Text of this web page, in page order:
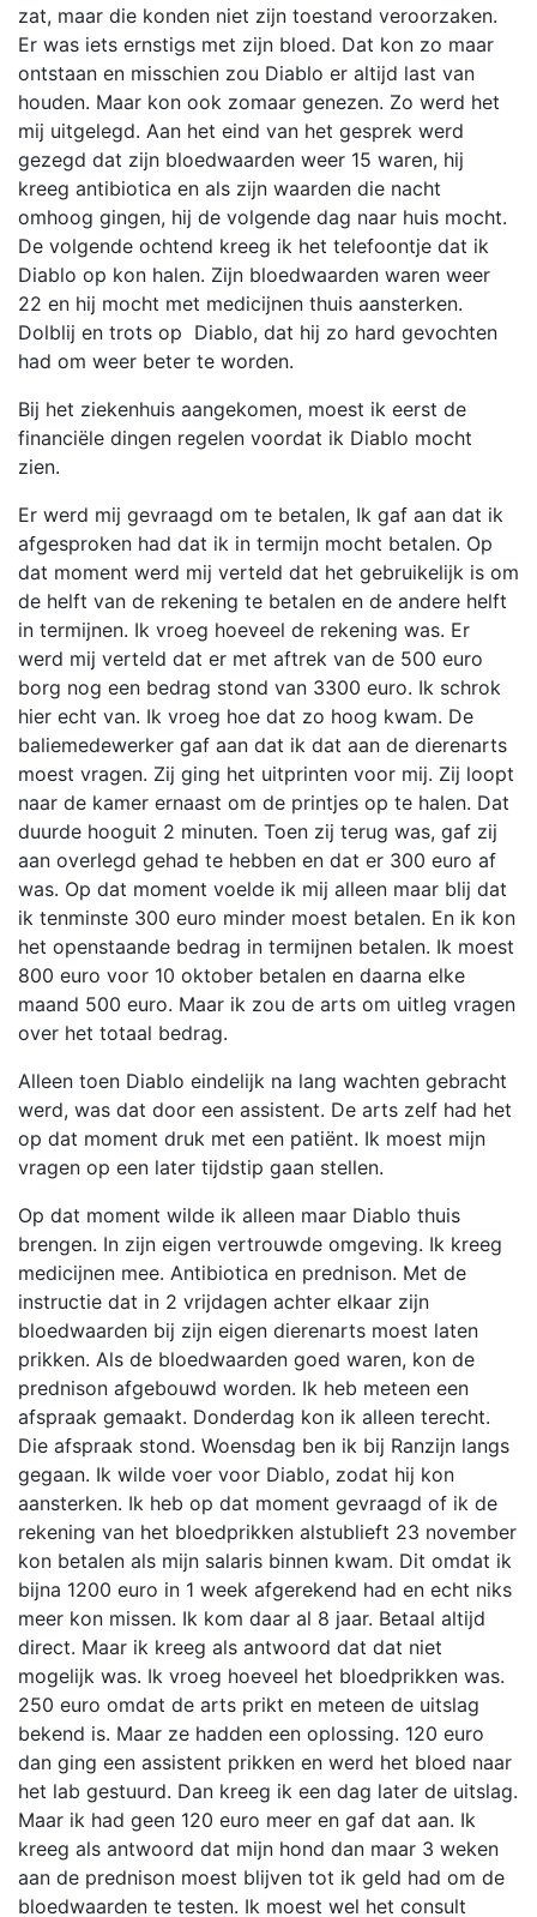
zat, maar die konden niet zijn toestand veroorzaken.
Er was iets ernstigs met zijn bloed. Dat kon zo maar
ontstaan en misschien zou Diablo er altijd last van
houden. Maar kon ook zomaar genezen. Zo werd het
mij uitgelegd. Aan het eind van het gesprek werd
gezegd dat zijn bloedwaarden weer 15 waren, hij
kreeg antibiotica en als zijn waarden die nacht
omhoog gingen, hij de volgende dag naar huis mocht.
De volgende ochtend kreeg ik het telefoontje dat ik
Diablo op kon halen. Zijn bloedwaarden waren weer
22 en hij mocht met medicijnen thuis aansterken.
Dolblij en trots op Diablo, dat hij zo hard gevochten
had om weer beter te worden.
Bij het ziekenhuis aangekomen, moest ik eerst de
financiële dingen regelen voordat ik Diablo mocht
zien.
Er werd mij gevraagd om te betalen, Ik gaf aan dat ik
afgesproken had dat ik in termijn mocht betalen. Op
dat moment werd mij verteld dat het gebruikelijk is om
de helft van de rekening te betalen en de andere helft
in termijnen. Ik vroeg hoeveel de rekening was. Er
werd mij verteld dat er met aftrek van de 500 euro
borg nog een bedrag stond van 3300 euro. Ik schrok
hier echt van. Ik vroeg hoe dat zo hoog kwam. De
baliemedewerker gaf aan dat ik dat aan de dierenarts
moest vragen. Zij ging het uitprinten voor mij. Zij loopt
naar de kamer ernaast om de printjes op te halen. Dat
duurde hooguit 2 minuten. Toen zij terug was, gaf zij
aan overlegd gehad te hebben en dat er 300 euro af
was. Op dat moment voelde ik mij alleen maar blij dat
ik tenminste 300 euro minder moest betalen. En ik kon
het openstaande bedrag in termijnen betalen. Ik moest
800 euro voor 10 oktober betalen en daarna elke
maand 500 euro. Maar ik zou de arts om uitleg vragen
over het totaal bedrag.
Alleen toen Diablo eindelijk na lang wachten gebracht
werd, was dat door een assistent. De arts zelf had het
op dat moment druk met een patiënt. Ik moest mijn
vragen op een later tijdstip gaan stellen.
Op dat moment wilde ik alleen maar Diablo thuis
brengen. In zijn eigen vertrouwde omgeving. Ik kreeg
medicijnen mee. Antibiotica en prednison. Met de
instructie dat in 2 vrijdagen achter elkaar zijn
bloedwaarden bij zijn eigen dierenarts moest laten
prikken. Als de bloedwaarden goed waren, kon de
prednison afgebouwd worden. Ik heb meteen een
afspraak gemaakt. Donderdag kon ik alleen terecht.
Die afspraak stond. Woensdag ben ik bij Ranzijn langs
gegaan. Ik wilde voer voor Diablo, zodat hij kon
aansterken. Ik heb op dat moment gevraagd of ik de
rekening van het bloedprikken alstublieft 23 november
kon betalen als mijn salaris binnen kwam. Dit omdat ik
bijna 1200 euro in 1 week afgerekend had en echt niks
meer kon missen. Ik kom daar al 8 jaar. Betaal altijd
direct. Maar ik kreeg als antwoord dat dat niet
mogelijk was. Ik vroeg hoeveel het bloedprikken was.
250 euro omdat de arts prikt en meteen de uitslag
bekend is. Maar ze hadden een oplossing. 120 euro
dan ging een assistent prikken en werd het bloed naar
het lab gestuurd. Dan kreeg ik een dag later de uitslag.
Maar ik had geen 120 euro meer en gaf dat aan. Ik
kreeg als antwoord dat mijn hond dan maar 3 weken
aan de prednison moest blijven tot ik geld had om de
bloedwaarden te testen. Ik moest wel het consult